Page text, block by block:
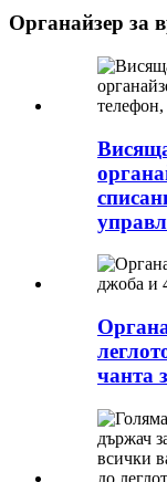
Органайзер за
чанта